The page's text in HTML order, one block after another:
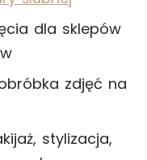
dla sklepów
zdjęć na
stylizacja,